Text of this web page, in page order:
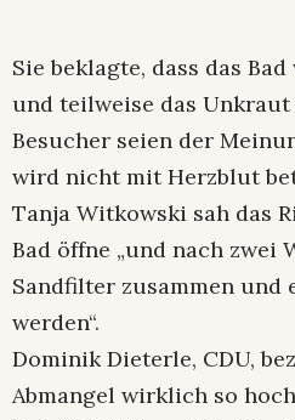
Sie beklagte, dass das
und teilweise das
Besucher seien der
wird nicht mit Herzblut
Tanja Witkowski sah das
Bad öffne „und nach zwei
Sandfilter zusammen und
werden“.
Dominik Dieterle, CDU,
Abmangel wirklich so